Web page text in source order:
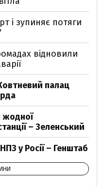
і зупиняє потяги
відновили
палац
жодної
– Зеленський
у Росії – Генштаб